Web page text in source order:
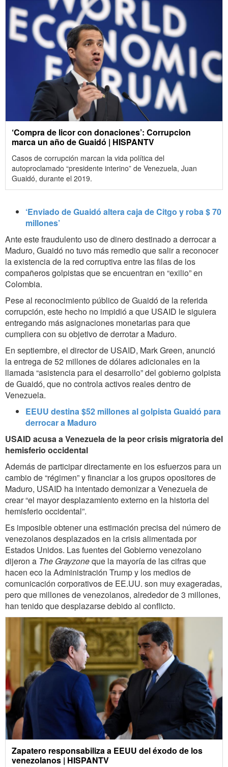
‘Compra de licor con donaciones’: Corrupcion
marca un año de Guaidó | HISPANTV
Casos de corrupción marcan la vida política del
autoproclamado “presidente interino” de Venezuela, Juan
Guaidó, durante el 2019.
‘Enviado de Guaidó altera caja de Citgo y roba $ 70
millones’
Ante este fraudulento uso de dinero destinado a derrocar a
Maduro, Guaidó no tuvo más remedio que salir a reconocer
la existencia de la red corruptiva entre las filas de los
compañeros golpistas que se encuentran en “exilio” en
Colombia.
Pese al reconocimiento público de Guaidó de la referida
corrupción, este hecho no impidió a que USAID le siguiera
entregando más asignaciones monetarias para que
cumpliera con su objetivo de derrotar a Maduro.
En septiembre, el director de USAID, Mark Green, anunció
la entrega de 52 millones de dólares adicionales en la
llamada “asistencia para el desarrollo” del gobierno golpista
de Guaidó, que no controla activos reales dentro de
Venezuela.
EEUU destina $52 millones al golpista Guaidó para
derrocar a Maduro
USAID acusa a Venezuela de la peor crisis migratoria del
hemisferio occidental
Además de participar directamente en los esfuerzos para un
cambio de “régimen” y financiar a los grupos opositores de
Maduro, USAID ha intentado demonizar a Venezuela de
crear “el mayor desplazamiento externo en la historia del
hemisferio occidental”.
Es imposible obtener una estimación precisa del número de
venezolanos desplazados en la crisis alimentada por
Estados Unidos. Las fuentes del Gobierno venezolano
dijeron a The Grayzoneque la mayoría de las cifras que
hacen eco la Administración Trump y los medios de
comunicación corporativos de EE.UU. son muy exageradas,
pero que millones de venezolanos, alrededor de 3 millones,
han tenido que desplazarse debido al conflicto.
Zapatero responsabiliza a EEUU del éxodo de los
venezolanos | HISPANTV